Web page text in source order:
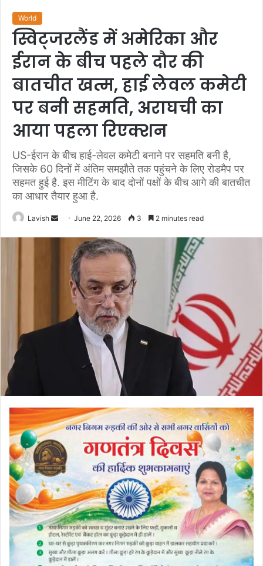
World
स्विट्जरलैंड में अमेरिका और
ईरान के बीच पहले दौर की
बातचीत खत्म, हाई लेवल कमेटी
पर बनी सहमति, अराघची का
आया पहला रिएक्शन
US-ईरान के बीच हाई-लेवल कमेटी बनाने पर सहमति बनी है,
जिसके 60 दिनों में अंतिम समझौते तक पहुंचने के लिए रोडमैप पर
सहमत हुई है. इस मीटिंग के बाद दोनों पक्षों के बीच आगे की बातचीत
का आधार तैयार हुआ है.
Lavish
Send June 22, 2026 3 2 minutes read